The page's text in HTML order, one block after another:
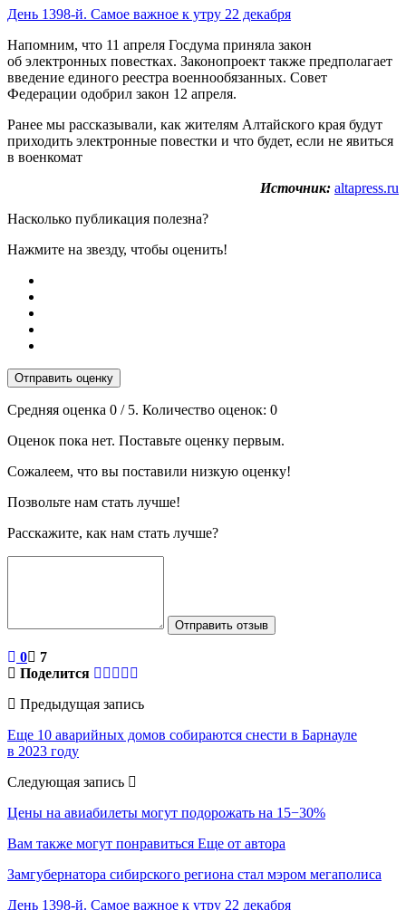
День 1398-й. Самое важное к утру 22 декабря
Напомним, что 11 апреля Госдума приняла закон
об электронных повестках. Законопроект также предполагает
введение единого реестра военнообязанных. Совет
Федерации одобрил закон 12 апреля.
Ранее мы рассказывали, как жителям Алтайского края будут
приходить электронные повестки и что будет, если не явиться
в военкомат
Источник: altapress.ru
Насколько публикация полезна?
Нажмите на звезду, чтобы оценить!
Отправить оценку
Средняя оценка 0 / 5. Количество оценок: 0
Оценок пока нет. Поставьте оценку первым.
Сожалеем, что вы поставили низкую оценку!
Позвольте нам стать лучше!
Расскажите, как нам стать лучше?
Отправить отзыв
0
7
Поделится
Предыдущая запись
Еще 10 аварийных домов собираются снести в Барнауле
в 2023 году
Следующая запись
Цены на авиабилеты могут подорожать на 15−30%
Вам также могут понравиться Еще от автора
Замгубернатора сибирского региона стал мэром мегаполиса
День 1398-й. Самое важное к утру 22 декабря